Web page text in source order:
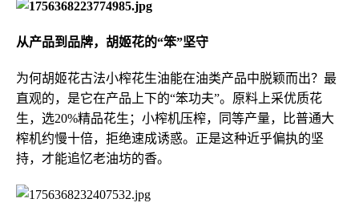
从产品到品牌，胡姬花的“笨”坚守
为何胡姬花古法小榨花生油能在油类产品中脱颖而出？最
直观的，是它在产品上下的“笨功夫”。原料上采优质花
生，选20%精品花生；小榨机压榨，同等产量，比普通大
榨机约慢十倍，拒绝速成诱惑。正是这种近乎偏执的坚
持，才能追忆老油坊的香。